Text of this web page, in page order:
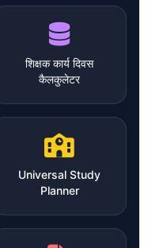
शिक्षक कार्य दिवस
कैलकुलेटर
Universal Study
Planner